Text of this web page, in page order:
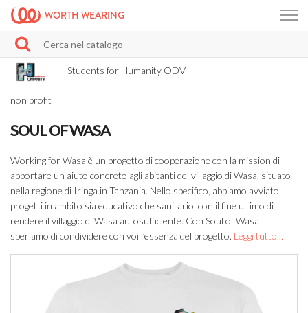
WORTH WEARING
Students for Humanity ODV
non profit
SOUL OF WASA
Working for Wasa è un progetto di cooperazione con la mission di
apportare un aiuto concreto agli abitanti del villaggio di Wasa, situato
nella regione di Iringa in Tanzania. Nello specifico, abbiamo avviato
progetti in ambito sia educativo che sanitario, con il fine ultimo di
rendere il villaggio di Wasa autosufficiente. Con Soul of Wasa
speriamo di condividere con voi l’essenza del progetto. Leggi tutto...